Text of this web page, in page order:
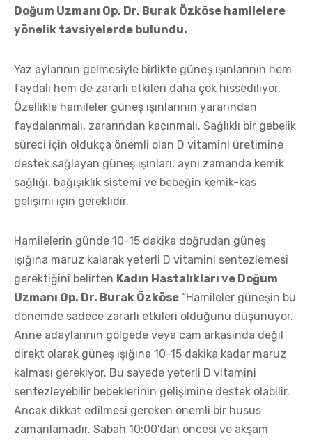
Doğum Uzmanı Op. Dr. Burak Özköse hamilelere
yönelik tavsiyelerde bulundu.
Yaz aylarının gelmesiyle birlikte güneş ışınlarının hem
faydalı hem de zararlı etkileri daha çok hissediliyor.
Özellikle hamileler güneş ışınlarının yararından
faydalanmalı, zararından kaçınmalı. Sağlıklı bir gebelik
süreci için oldukça önemli olan D vitamini üretimine
destek sağlayan güneş ışınları, aynı zamanda kemik
sağlığı, bağışıklık sistemi ve bebeğin kemik-kas
gelişimi için gereklidir.
Hamilelerin günde 10-15 dakika doğrudan güneş
ışığına maruz kalarak yeterli D vitamini sentezlemesi
gerektiğini belirten Kadın Hastalıkları ve Doğum
Uzmanı Op. Dr. Burak Özköse “Hamileler güneşin bu
dönemde sadece zararlı etkileri olduğunu düşünüyor.
Anne adaylarının gölgede veya cam arkasında değil
direkt olarak güneş ışığına 10-15 dakika kadar maruz
kalması gerekiyor. Bu sayede yeterli D vitamini
sentezleyebilir bebeklerinin gelişimine destek olabilir.
Ancak dikkat edilmesi gereken önemli bir husus
zamanlamadır. Sabah 10:00’dan öncesi ve akşam